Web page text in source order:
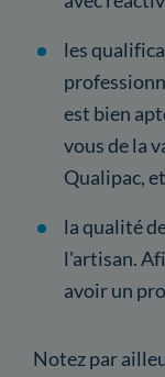
les
est bien
vous de la
Qualipac,
la qualité
l'artisan.
avoir un
Notez par